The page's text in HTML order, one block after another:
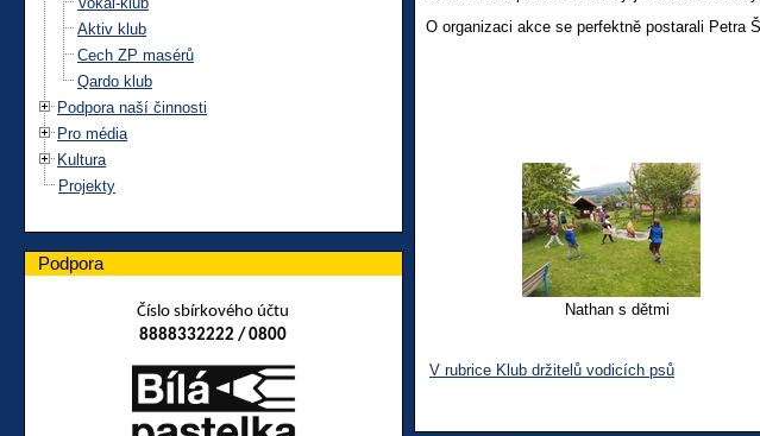
Aktiv klub
Cech ZP masérů
Qardo klub
Podpora naší činnosti
Pro média
Kultura
Projekty
O organizaci akce se perfektně postarali Petra
Nathan s dětmi
V rubrice Klub držitelů vodicích psů
Podpora
Číslo sbírkového účtu
8888332222 / 0800